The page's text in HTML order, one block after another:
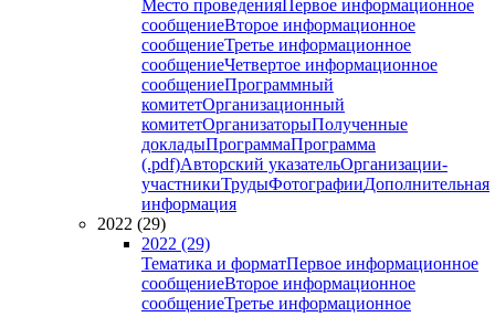
Место проведенияПервое информационное
сообщениеВторое информационное
сообщениеТретье информационное
сообщениеЧетвертое информационное
сообщениеПрограммный
комитетОрганизационный
комитетОрганизаторыПолученные
докладыПрограммаПрограмма
(.pdf)Авторский указательОрганизации-
участникиТрудыФотографииДополнительная
информация
2022 (29)
2022 (29)
Тематика и форматПервое информационное
сообщениеВторое информационное
сообщениеТретье информационное